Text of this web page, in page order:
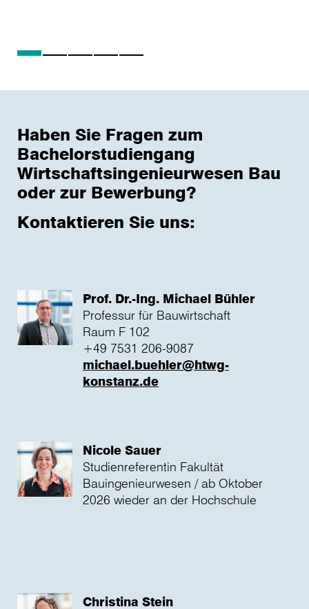
Haben Sie Fragen zum
Bachelorstudiengang
Wirtschaftsingenieurwesen Bau
oder zur Bewerbung?
Kontaktieren Sie uns:
Prof. Dr.-Ing. Michael Bühler
Professur für Bauwirtschaft
Raum F 102
+49 7531 206-9087
michael.buehler@htwg-
konstanz.de
Nicole Sauer
Studienreferentin Fakultät
Bauingenieurwesen / ab Oktober
2026 wieder an der Hochschule
Christina Stein